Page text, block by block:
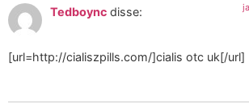
Tedboync disse:
[url=http://cialiszpills.com/]cialis otc uk[/url]